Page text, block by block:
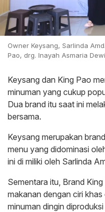
Owner Keysang, Sarlinda
Pao, drg. Inayah Asmaria
Keysang dan King Pao
minuman yang cukup
Dua brand itu saat ini
bersama.
Keysang merupakan
menu yang didominasi
ini di miliki oleh Sarlinda
Sementara itu, Brand
makanan dengan ciri
minuman dingin